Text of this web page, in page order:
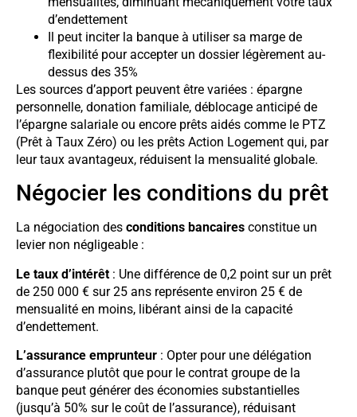
d’endettement
Il peut inciter la banque à utiliser sa marge de
flexibilité pour accepter un dossier légèrement au-
dessus des 35%
Les sources d’apport peuvent être variées : épargne
personnelle, donation familiale, déblocage anticipé de
l’épargne salariale ou encore prêts aidés comme le PTZ
(Prêt à Taux Zéro) ou les prêts Action Logement qui, par
leur taux avantageux, réduisent la mensualité globale.
Négocier les conditions du prêt
La négociation des conditions bancaires constitue un
levier non négligeable :
Le taux d’intérêt : Une différence de 0,2 point sur un prêt
de 250 000 € sur 25 ans représente environ 25 € de
mensualité en moins, libérant ainsi de la capacité
d’endettement.
L’assurance emprunteur : Opter pour une délégation
d’assurance plutôt que pour le contrat groupe de la
banque peut générer des économies substantielles
(jusqu’à 50% sur le coût de l’assurance), réduisant